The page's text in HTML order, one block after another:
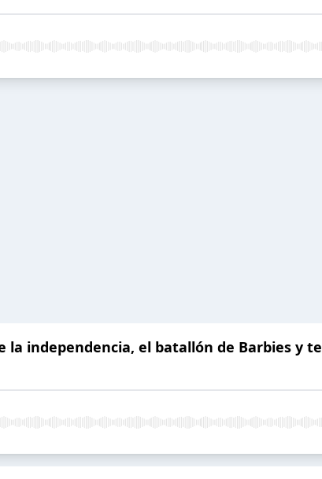
la independencia, el batallón de Barbies y